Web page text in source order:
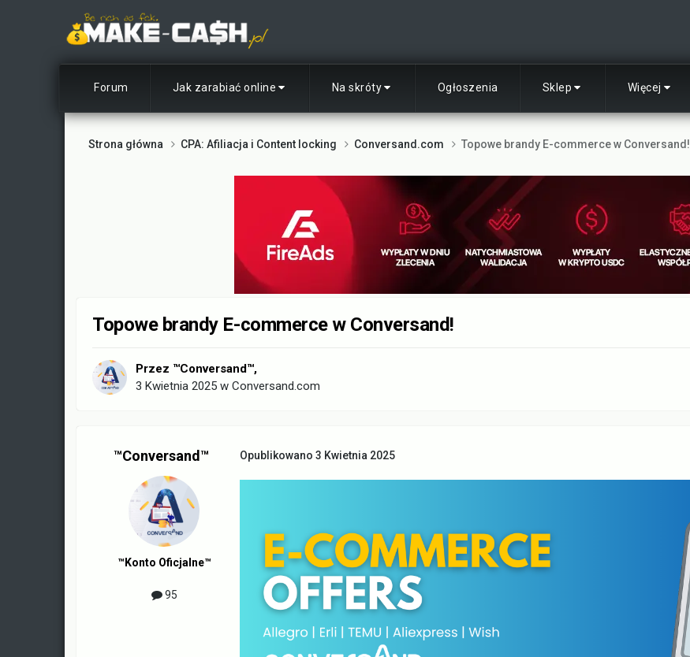
Forum Jak zarabiać online Na skróty Ogłoszenia Sklep Więcej
Strona główna CPA: Afiliacja i Content locking Conversand.com Topowe brandy E-commerce w Conversand!
Topowe brandy E-commerce w Conversand!
Przez ™Conversand™,
3 Kwietnia 2025 wConversand.com
™Conversand™
™Konto Oficjalne™
95
Opublikowano3 Kwietnia 2025